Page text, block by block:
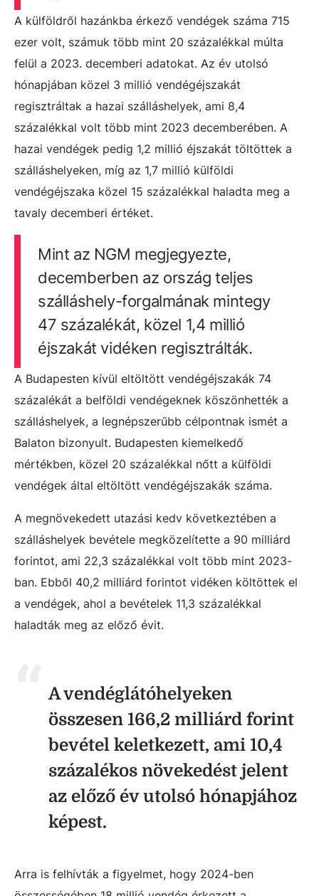
A külföldről hazánkba érkező vendégek száma 715
ezer volt, számuk több mint 20 százalékkal múlta
felül a 2023. decemberi adatokat. Az év utolsó
hónapjában közel 3 millió vendégéjszakát
regisztráltak a hazai szálláshelyek, ami 8,4
százalékkal volt több mint 2023 decemberében. A
hazai vendégek pedig 1,2 millió éjszakát töltöttek a
szálláshelyeken, míg az 1,7 millió külföldi
vendégéjszaka közel 15 százalékkal haladta meg a
tavaly decemberi értéket.
Mint az NGM megjegyezte,
decemberben az ország teljes
szálláshely-forgalmának mintegy
47 százalékát, közel 1,4 millió
éjszakát vidéken regisztrálták.
A Budapesten kívül eltöltött vendégéjszakák 74
százalékát a belföldi vendégeknek köszönhették a
szálláshelyek, a legnépszerűbb célpontnak ismét a
Balaton bizonyult. Budapesten kiemelkedő
mértékben, közel 20 százalékkal nőtt a külföldi
vendégek által eltöltött vendégéjszakák száma.
A megnövekedett utazási kedv következtében a
szálláshelyek bevétele megközelítette a 90 milliárd
forintot, ami 22,3 százalékkal volt több mint 2023-
ban. Ebből 40,2 milliárd forintot vidéken költöttek el
a vendégek, ahol a bevételek 11,3 százalékkal
haladták meg az előző évit.
A vendéglátóhelyeken
összesen 166,2 milliárd forint
bevétel keletkezett, ami 10,4
százalékos növekedést jelent
az előző év utolsó hónapjához
képest.
Arra is felhívták a figyelmet, hogy 2024-ben